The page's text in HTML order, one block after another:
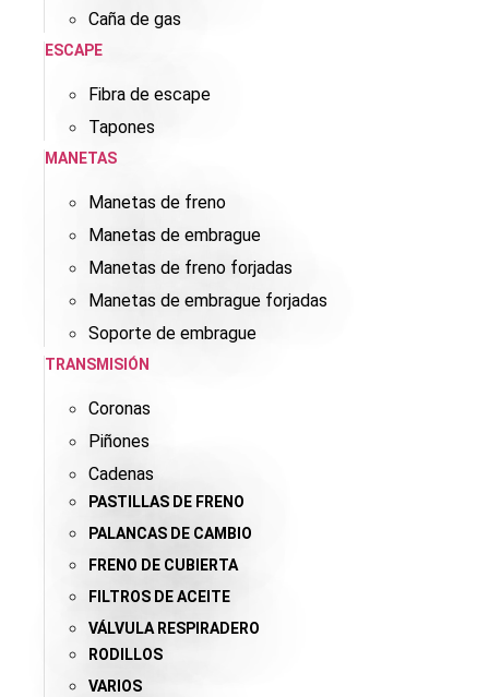
Caña de gas
ESCAPE
Fibra de escape
Tapones
MANETAS
Manetas de freno
Manetas de embrague
Manetas de freno forjadas
Manetas de embrague forjadas
Soporte de embrague
TRANSMISIÓN
Coronas
Piñones
Cadenas
PASTILLAS DE FRENO
PALANCAS DE CAMBIO
FRENO DE CUBIERTA
FILTROS DE ACEITE
VÁLVULA RESPIRADERO
RODILLOS
VARIOS